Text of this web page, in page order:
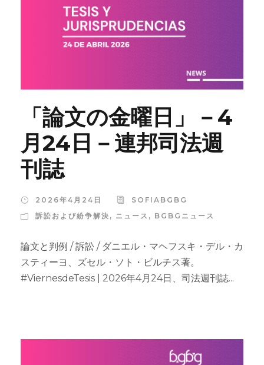
「論文の金曜日」－4
月24日－連邦司法週
刊誌
2026年4月24日
SOFIABGBG
訴訟および紛争解決 , ニュース , BGBGニュース
論文と判例 / 訴訟 / ダニエル・マヘフスキ・デル・カ
スティーヨ、ズセル・ソト・ビルチス著。
#ViernesdeTesis | 2026年4月24日、司法週刊誌...